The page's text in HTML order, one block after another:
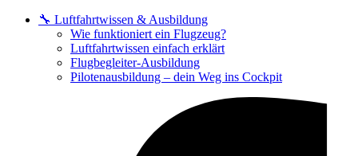
🔧 Luftfahrtwissen & Ausbildung
Wie funktioniert ein Flugzeug?
Luftfahrtwissen einfach erklärt
Flugbegleiter-Ausbildung
Pilotenausbildung – dein Weg ins Cockpit